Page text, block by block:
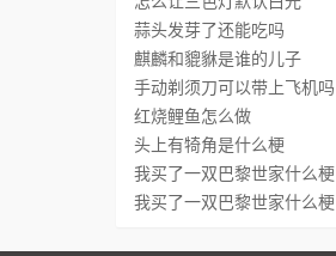
蒜头发芽了还能吃吗
麒麟和貔貅是谁的儿子
手动剃须刀可以带上飞机吗
红烧鲤鱼怎么做
头上有犄角是什么梗
我买了一双巴黎世家什么梗
我买了一双巴黎世家什么梗